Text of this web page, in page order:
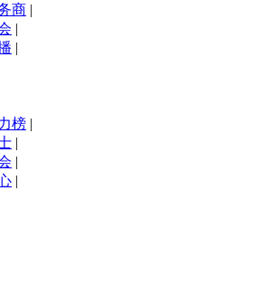
商 |
|
|
榜 |
|
|
|